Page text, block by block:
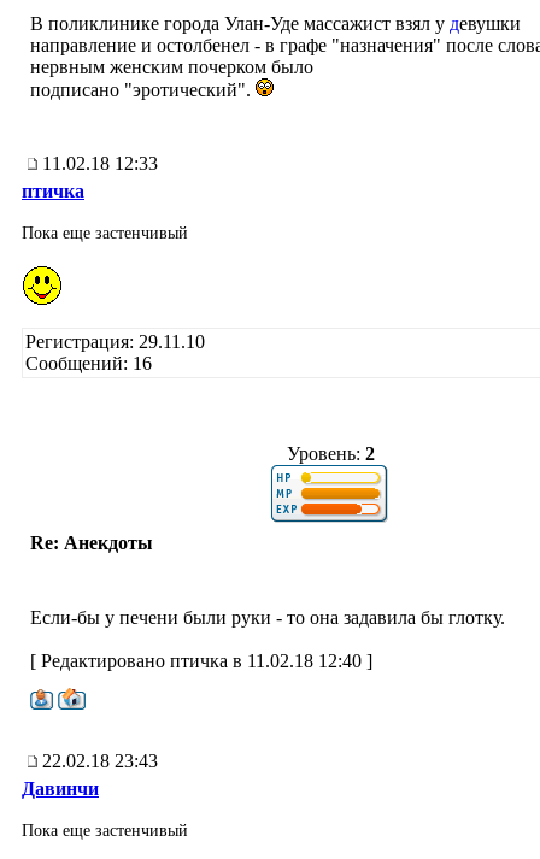
В поликлинике города Улан-Уде массажист взял у девушки
направление и остолбенел - в графе "назначения" после
нервным женским почерком было
подписано "эротический".
11.02.18 12:33
птичка
Пока еще застенчивый
Регистрация: 29.11.10
Сообщений: 16
Уровень: 2
Re: Анекдоты
Если-бы у печени были руки - то она задавила бы глотку.
[ Редактировано птичка в 11.02.18 12:40 ]
22.02.18 23:43
Давинчи
Пока еще застенчивый